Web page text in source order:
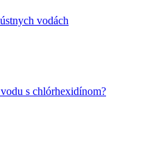
vodách
s chlórhexidínom?